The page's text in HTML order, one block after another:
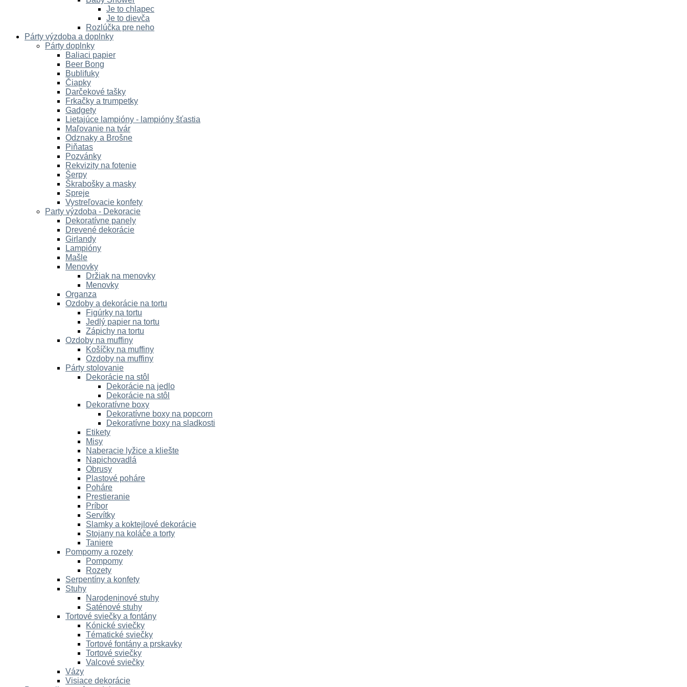
Je to chlapec
Je to dievča
Rozlúčka pre neho
Párty výzdoba a doplnky
Párty doplnky
Baliaci papier
Beer Bong
Bublifuky
Čiapky
Darčekové tašky
Frkačky a trumpetky
Gadgety
Lietajúce lampióny - lampióny šťastia
Maľovanie na tvár
Odznaky a Brošne
Piňatas
Pozvánky
Rekvizity na fotenie
Šerpy
Škrabošky a masky
Spreje
Vystreľovacie konfety
Party výzdoba - Dekoracie
Dekoratívne panely
Drevené dekorácie
Girlandy
Lampióny
Mašle
Menovky
Držiak na menovky
Menovky
Organza
Ozdoby a dekorácie na tortu
Figúrky na tortu
Jedlý papier na tortu
Zápichy na tortu
Ozdoby na muffiny
Košíčky na muffiny
Ozdoby na muffiny
Párty stolovanie
Dekorácie na stôl
Dekorácie na jedlo
Dekorácie na stôl
Dekoratívne boxy
Dekoratívne boxy na popcorn
Dekoratívne boxy na sladkosti
Etikety
Misy
Naberacie lyžice a kliešte
Napichovadlá
Obrusy
Plastové poháre
Poháre
Prestieranie
Príbor
Servítky
Slamky a koktejlové dekorácie
Stojany na koláče a torty
Taniere
Pompomy a rozety
Pompomy
Rozety
Serpentíny a konfety
Stuhy
Narodeninové stuhy
Saténové stuhy
Tortové sviečky a fontány
Kónické sviečky
Tématické sviečky
Tortové fontány a prskavky
Tortové sviečky
Valcové sviečky
Vázy
Visiace dekorácie